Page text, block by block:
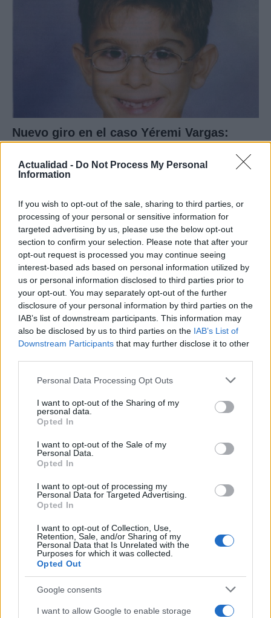
Actualidad - Do Not Process My Personal
Information
If you wish to opt-out of the sale, sharing to third parties, or
processing of your personal or sensitive information for
targeted advertising by us, please use the below opt-out
section to confirm your selection. Please note that after your
opt-out request is processed you may continue seeing
interest-based ads based on personal information utilized by
us or personal information disclosed to third parties prior to
your opt-out. You may separately opt-out of the further
disclosure of your personal information by third parties on the
IAB’s list of downstream participants. This information may
also be disclosed by us to third parties on the IAB’s List of
Downstream Participants that may further disclose it to other
Please note that this website/app uses one or more Google
not limited to your visit or usage behaviour. You may click to
grant or deny consent to Google and its third-party tags to
use your data for below specified purposes in below Google
consent section.
Personal Data Processing Opt Outs
I want to opt-out of the Sharing of my
personal data.
Opted In
I want to opt-out of the Sale of my
Personal Data.
Opted In
I want to opt-out of processing my
Personal Data for Targeted Advertising.
Opted In
I want to opt-out of Collection, Use,
Retention, Sale, and/or Sharing of my
Personal Data that Is Unrelated with the
Purposes for which it was collected.
Opted Out
Google consents
I want to allow Google to enable storage
Nuevo giro en el caso Yéremi Vargas:
El ‘caso Yéremi Vargas’, el niño desaparecido en 2007…
CRÓNICA
gastronómica
La Universidad de La Rioja despidió a 60…
CRÓNICA
Tragedia en Santa Susanna: un bombero
fallece durante un incendio en un hotel